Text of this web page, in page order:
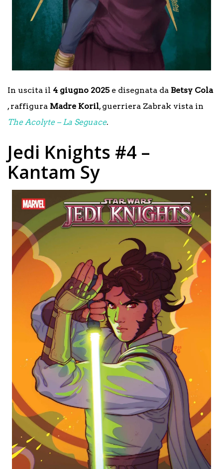
In uscita il 4 giugno 2025e disegnata da Betsy Cola
, raffigura Madre Koril, guerriera Zabrak vista in
The Acolyte – La Seguace.
Jedi Knights #4 –
Kantam Sy